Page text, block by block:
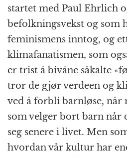
startet med Paul Ehrlich
befolkningsvekst og som
feminismens inntog, og
klimafanatismen, som
er trist å bivåne såkalte
tror de gjør verdeen og
ved å forbli barnløse, når
som velger bort barn når
seg senere i livet. Men
hvordan vår kultur har